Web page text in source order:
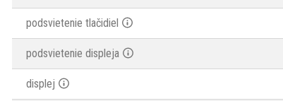
podsvietenie tlačidiel
podsvietenie displeja
displej